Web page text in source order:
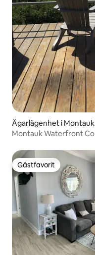
Ägarlägenhet i Montauk
Montauk Waterfront
Gästfavorit
Gästfavorit